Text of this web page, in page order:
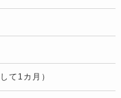
て1カ月）